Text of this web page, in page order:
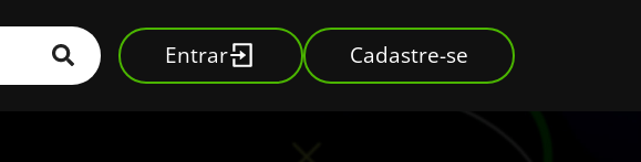
Entrar Cadastre-se